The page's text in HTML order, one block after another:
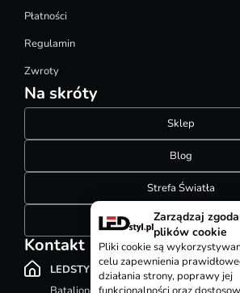
Płatności
Regulamin
Zwroty
Na skróty
Sklep
Blog
Strefa Światła
Konfigurator
Kontakt
LEDSTYL.pl
Zarządzaj
plików cookie
Pliki cookie są
celu zapewnienia
działania strony, poprawy jej